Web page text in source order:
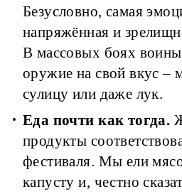
Безусловно, самая
напряжённая и
В массовых боях
оружие на свой вкус –
сулицу или даже лук.
Еда почти как тогда.
продукты
фестиваля. Мы ели
капусту и, честно